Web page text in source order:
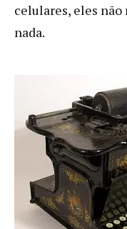
celulares, eles
nada.